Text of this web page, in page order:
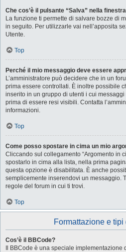
Che cos’è il pulsante “Salva” nella
La funzione ti permette di salvare bozze di
in seguito. Per utilizzarle vai nell’apposita
Utente.
Top
Perché il mio messaggio deve essere
L’amministratore può decidere che in un
prima essere controllati. È inoltre possibile
inserito in un gruppo di utenti i cui
prima di essere resi visibili. Contatta
informazioni.
Top
Come posso spostare in cima un mio
Cliccando sul collegamento “Argomento in
spostarlo in cima alla lista, nella prima
questa opzione è disabilitata. È anche
semplicemente inserendovi un messaggio.
regole del forum in cui ti trovi.
Top
Formattazione e tipi
Cos’è il BBCode?
Il BBCode è una speciale implementazione